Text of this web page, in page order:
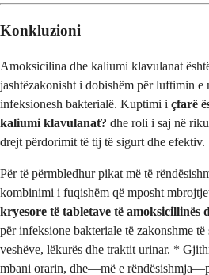
Konkluzioni
Amoksicilina dhe kaliumi klavulanat
jashtëzakonisht i dobishëm për luftimin e
infeksionesh bakterialë. Kuptimi i çfarë
kaliumi klavulanat? dhe roli i saj në
drejt përdorimit të tij të sigurt dhe efektiv.
Për të përmbledhur pikat më të
kombinimi i fuqishëm që mposht
kryesore të tabletave të
për infeksione bakteriale të zakonshme
veshëve, lëkurës dhe traktit urinar. *
mbani orarin, dhe—më e